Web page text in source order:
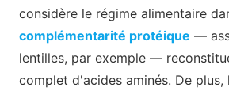
considère le régime alimentaire
complémentarité protéique —
lentilles, par exemple —
complet d'acides aminés. De plus,